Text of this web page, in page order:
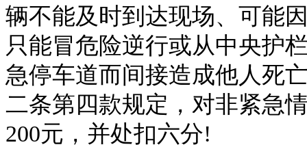
辆不能及时到达现场、可能
只能冒危险逆行或从中央护
急停车道而间接造成他人死
二条第四款规定，对非紧急
200元，并处扣六分!